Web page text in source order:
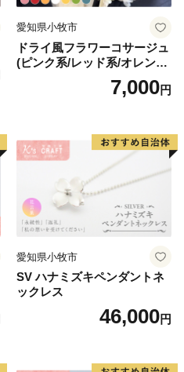
愛知県小牧市
ドライ風フラワーコサージュ
(ピンク系/レッド系/オレンジ
系/ホワイト系/イエロー系/グ
リーン系/ブルー系）7,000円
愛知県小牧市
SV ハナミズキペンダントネ
ックレス
46,000円